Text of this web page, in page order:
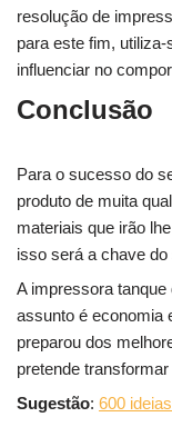
resolução de
para este fim,
influenciar no
Conclusão
Para o sucesso do
produto de muita
materiais que irão
isso será a chave
A impressora
assunto é economia
preparou dos
pretende
Sugestão: 600